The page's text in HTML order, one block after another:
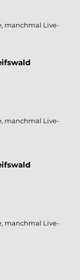
manchmal Live-
manchmal Live-
manchmal Live-